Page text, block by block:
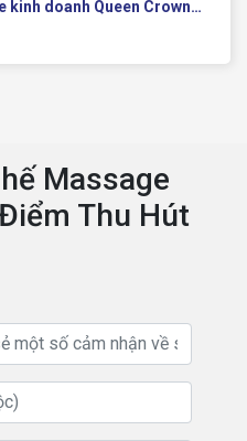
kinh doanh Queen Crown
Massage
Thu Hút